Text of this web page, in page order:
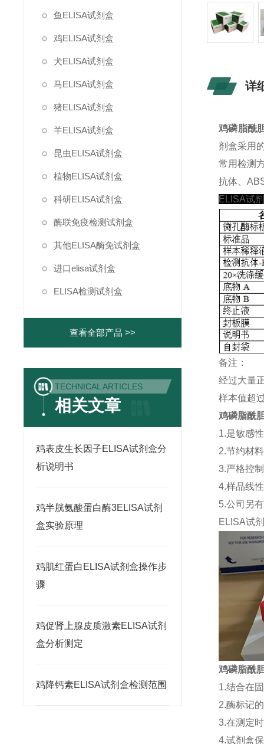
鱼ELISA试剂盒
鸡ELISA试剂盒
犬ELISA试剂盒
马ELISA试剂盒
猪ELISA试剂盒
羊ELISA试剂盒
昆虫ELISA试剂盒
植物ELISA试剂盒
科研ELISA试剂盒
酶联免疫检测试剂盒
其他ELISA酶免试剂盒
进口elisa试剂盒
ELISA检测试剂盒
查看全部产品 >>
TECHNICAL ARTICLES
相关文章
鸡表皮生长因子ELISA试剂盒分
析说明书
鸡半胱氨酸蛋白酶3ELISA试剂
盒实验原理
鸡肌红蛋白ELISA试剂盒操作步
骤
鸡促肾上腺皮质激素ELISA试剂
盒分析测定
鸡降钙素ELISA试剂盒检测范围
详
鸡磷脂酰
剂盒采用
常用检测
抗体、
ELISA试
备注：
经过大量
样本值超
鸡磷脂酰
1.是敏感
2.节约材
3.严格控
4.样品线
5.公司另
ELISA试
鸡磷脂酰
1.结合在
2.酶标记
3.在测定
4.试剂盒